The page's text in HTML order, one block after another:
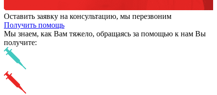
Оставить заявку на консультацию, мы перезвоним
Получить помощь
Мы знаем, как Вам тяжело, обращаясь за помощью к нам Вы
получите: